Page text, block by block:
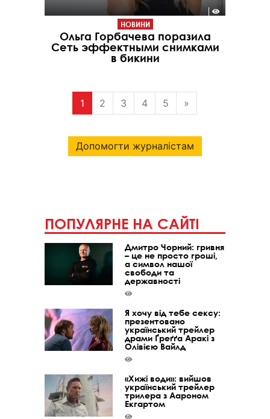
НОВИНИ
Ольга Горбачева поразила
Сеть эффектными снимками
в бикини
1 2 3 4 5 »
Допомогти журналістам
ПОПУЛЯРНЕ НА САЙТІ
Дмитро Чорний: гривня
– це не просто гроші,
а символ нашої
свободи та
державності
Я хочу від тебе сексу:
презентовано
український трейлер
драми Ґреґґа Аракі з
Олівією Вайлд
«Хижі води»: вийшов
український трейлер
трилера з Аароном
Екгартом